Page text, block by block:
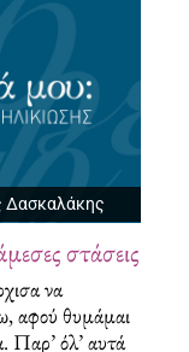
Δασκαλάκης
στάσεις
να
αφού θυμάμαι
Παρ’ όλ’ αυτά